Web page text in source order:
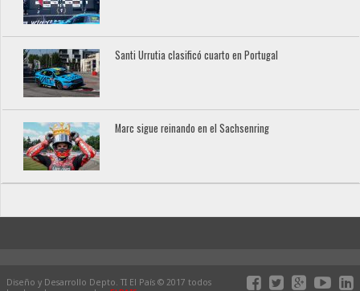
Santi Urrutia clasificó cuarto en Portugal
Marc sigue reinando en el Sachsenring
Diseño y Desarrollo Depto. TI El País © 2017 todos